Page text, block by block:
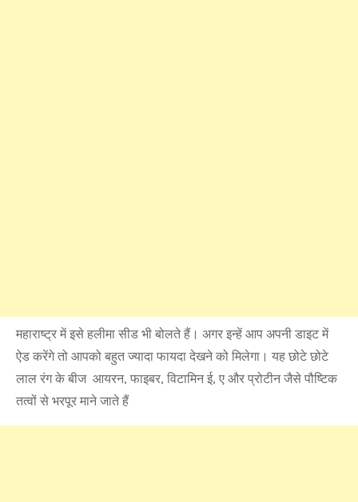
महाराष्ट्र में इसे हलीमा सीड भी बोलते हैं। अगर इन्हें आप अपनी डाइट में
ऐड करेंगे तो आपको बहुत ज्यादा फायदा देखने को मिलेगा। यह छोटे छोटे
लाल रंग के बीज आयरन, फाइबर, विटामिन ई, ए और प्रोटीन जैसे पौष्टिक
तत्वों से भरपूर माने जाते हैं